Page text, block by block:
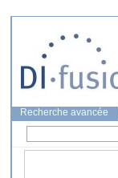
Recherche avancée